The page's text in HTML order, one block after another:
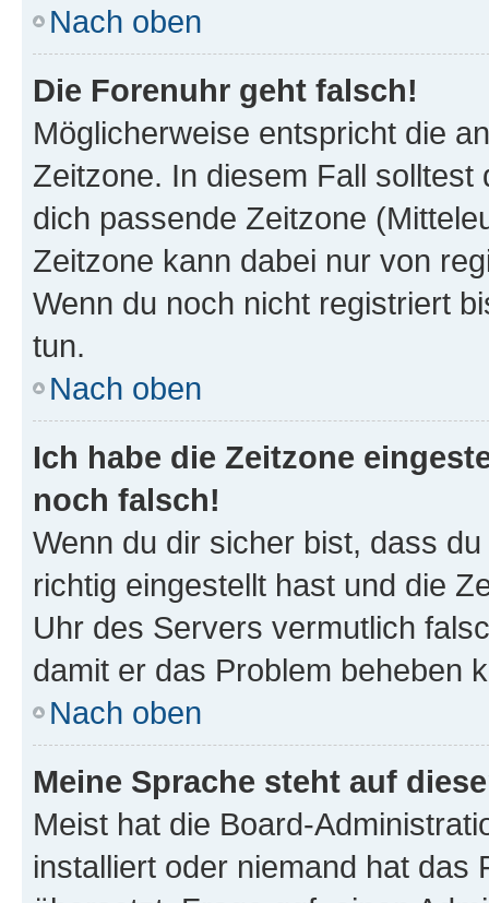
Nach oben
Die Forenuhr geht falsch!
Möglicherweise entspricht die
Zeitzone. In diesem Fall solltest
dich passende Zeitzone
Zeitzone kann dabei nur von
Wenn du noch nicht registriert
tun.
Nach oben
Ich habe die Zeitzone
noch falsch!
Wenn du dir sicher bist, dass
richtig eingestellt hast und die
Uhr des Servers vermutlich
damit er das Problem beheben
Nach oben
Meine Sprache steht auf
Meist hat die Board-
installiert oder niemand hat das